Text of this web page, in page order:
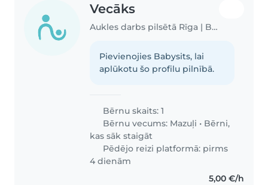
Vecāks
Aukles darbs pilsētā Rīga | Babysits
Pievienojies Babysits, lai
aplūkotu šo profilu pilnībā.
Bērnu skaits: 1
Bērnu vecums: Mazuļi • Bērni,
kas sāk staigāt
Pēdējo reizi platformā: pirms
4 dienām
5,00 €/h